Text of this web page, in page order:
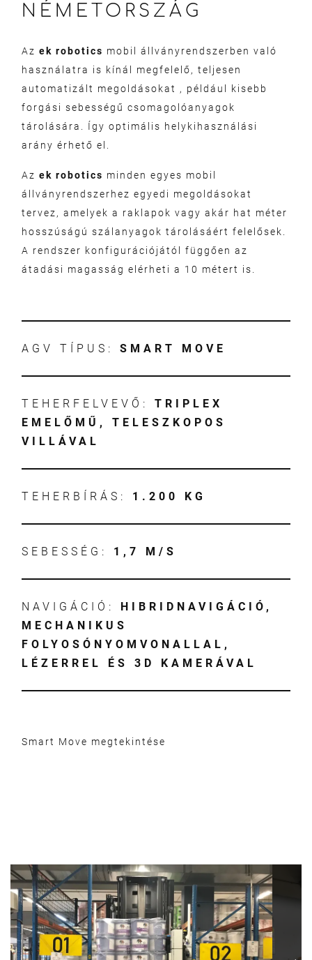
NÉMETORSZÁG
Az ek robotics mobil állványrendszerben való
használatra is kínál megfelelő, teljesen
automatizált megoldásokat , például kisebb
forgási sebességű csomagolóanyagok
tárolására. Így optimális helykihasználási
arány érhető el.
Az ek robotics minden egyes mobil
állványrendszerhez egyedi megoldásokat
tervez, amelyek a raklapok vagy akár hat méter
hosszúságú szálanyagok tárolásáért felelősek.
A rendszer konfigurációjától függően az
átadási magasság elérheti a 10 métert is.
AGV TÍPUS: SMART MOVE
TEHERFELVEVŐ: TRIPLEX
EMELŐMŰ, TELESZKOPOS
VILLÁVAL
TEHERBÍRÁS: 1.200 KG
SEBESSÉG: 1,7 M/S
NAVIGÁCIÓ: HIBRIDNAVIGÁCIÓ,
MECHANIKUS
FOLYOSÓNYOMVONALLAL,
LÉZERREL ÉS 3D KAMERÁVAL
Smart Move megtekintése